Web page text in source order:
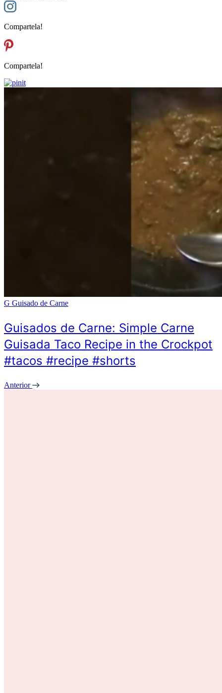
Compartela!
Compartela!
G Guisado de Carne
Guisados de Carne: Simple Carne
Guisada Taco Recipe in the Crockpot
#tacos #recipe #shorts
Anterior